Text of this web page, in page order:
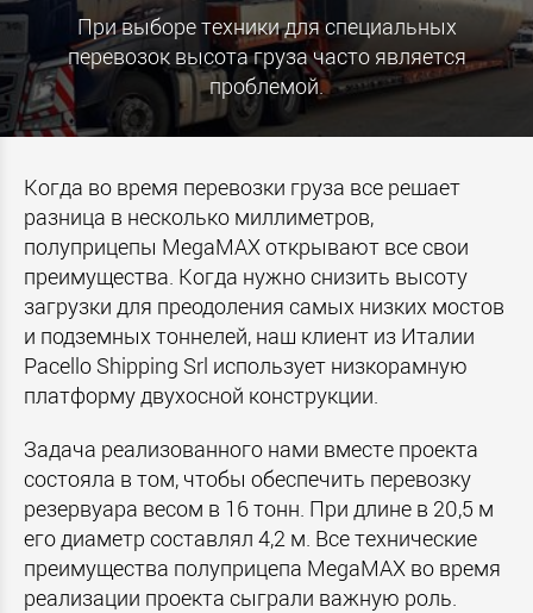
При выборе техники для специальных
перевозок высота груза часто является
проблемой.
Когда во время перевозки груза все решает
разница в несколько миллиметров,
полуприцепы MegaMAX открывают все свои
преимущества. Когда нужно снизить высоту
загрузки для преодоления самых низких мостов
и подземных тоннелей, наш клиент из Италии
Pacello Shipping Srl использует низкорамную
платформу двухосной конструкции.
Задача реализованного нами вместе проекта
состояла в том, чтобы обеспечить перевозку
резервуара весом в 16 тонн. При длине в 20,5 м
его диаметр составлял 4,2 м. Все технические
преимущества полуприцепа MegaMAX во время
реализации проекта сыграли важную роль.